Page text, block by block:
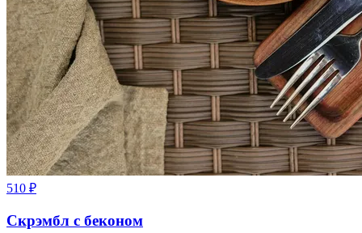
510 ₽
Скрэмбл с беконом